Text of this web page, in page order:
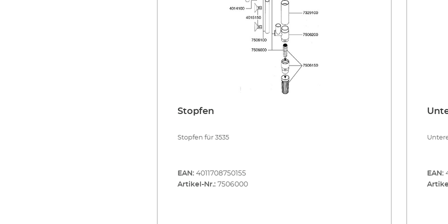
Stopfen
Stopfen für 3535
EAN: 4011708750155
Artikel-Nr.: 7506000
EAN: